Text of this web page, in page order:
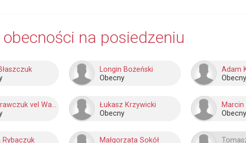
na posiedzeniu
Longin Bożeński
Obecny
Adam
Obecny
Piotr Krawczuk vel Walczuk
Łukasz Krzywicki
Obecny
Obecny
Rybaczuk
Małgorzata Sokół